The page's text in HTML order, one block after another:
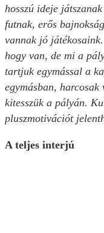
hosszú ideje
futnak, erős
vannak jó
hogy van, de mi a
tartjuk egymással a
egymásban,
kitesszük a pályán.
pluszmotivációt
A teljes interjú